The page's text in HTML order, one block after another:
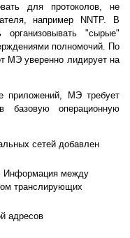
для протоколов, не
например NNTP. В
"сырые"
полномочий. По
МЭ уверенно лидирует на
приложений, МЭ требует
базовую операционную
сетей добавлен
Информация между
транслирующих
адресов